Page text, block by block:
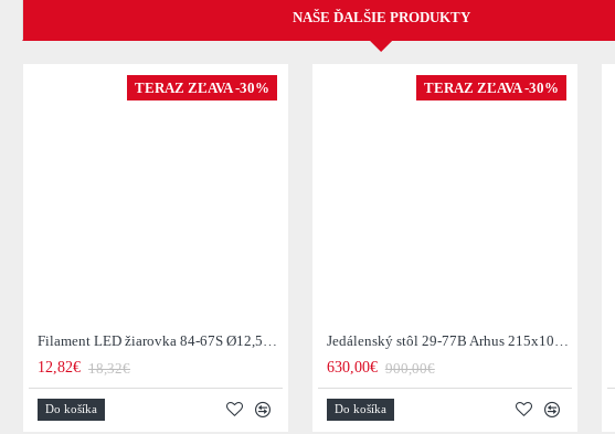
NAŠE ĎALŠIE PRODUKTY
TERAZ ZĽAVA -30%
Filament LED žiarovka 84-67S Ø12,5cm Smoke grey glass
12,82€ 18,32€
Do košíka
TERAZ ZĽAVA -30%
Jedálenský stôl 29-77B Arhus 215x105cm Drevo Hnedá Acacia
630,00€ 900,00€
Do košíka